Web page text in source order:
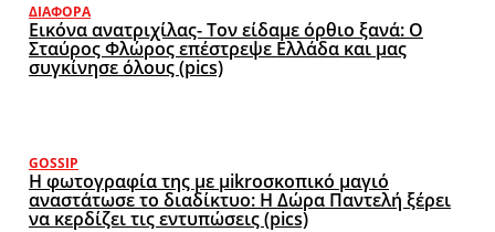
ΔΙΆΦΟΡΑ
Εικόνα ανατριχίλας- Τον είδαμε όρθιο ξανά: Ο
Σταύρος Φλώρος επέστρεψε Ελλάδα και μας
συγκίνησε όλους (pics)
GOSSIP
Η φωτογραφία της με μikroσκοπικό μαγιό
αναστάτωσε το διαδίκτυο: Η Δώρα Παντελή ξέρει
να κερδίζει τις εντυπώσεις (pics)